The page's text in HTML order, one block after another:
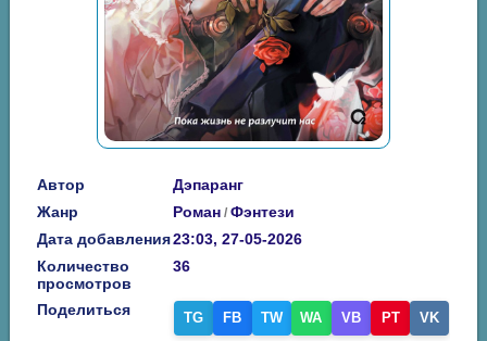
Автор
Дэпаранг
Жанр
Роман /Фэнтези
Дата добавления23:03, 27-05-2026
Количество
просмотров
36
Поделиться TG FB TW WA VB PT VK